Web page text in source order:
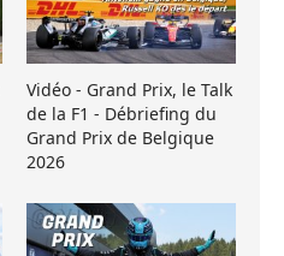
Vidéo - Grand Prix, le Talk
de la F1 - Débriefing du
Grand Prix de Belgique
2026